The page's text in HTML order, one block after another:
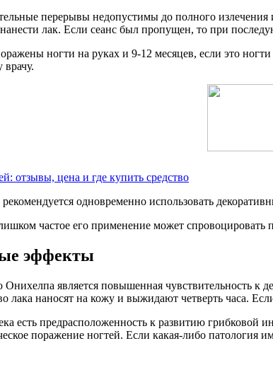
перерывы недопустимы до полного
лак. Если сеанс был пропущен, то при
ногти на руках и 9-12 месяцев, если это
врачу.
отзывы, цена и где купить средство
рекомендуется одновременно использовать
частое его применение может
эффекты
является повышенная чувствительность к
лака наносят на кожу и выжидают четверть часа.
есть предрасположенность к развитию
поражение ногтей. Если какая-либо патология